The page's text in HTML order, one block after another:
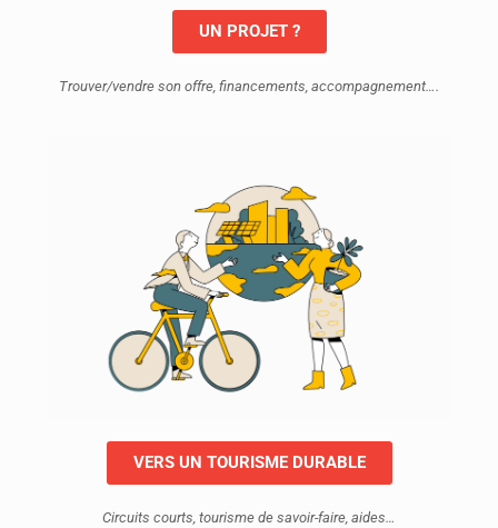
UN PROJET ?
Trouver/vendre son offre, financements, accompagnement….
VERS UN TOURISME DURABLE
Circuits courts, tourisme de savoir-faire, aides…